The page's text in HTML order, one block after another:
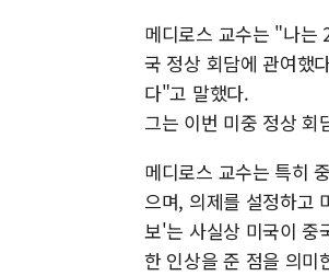
메디로스 교수는 "나는
국 정상 회담에 관여했
다"고 말했다.
그는 이번 미중 정상
메디로스 교수는 특히
으며, 의제를 설정하고
보'는 사실상 미국이 중
한 인상을 준 점을 의미